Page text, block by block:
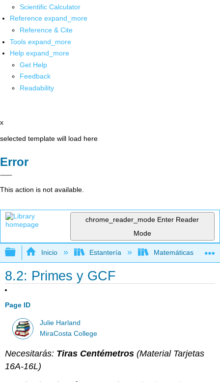
Scientific Calculator
Reference expand_more
Reference & Cite
Tools expand_more
Help expand_more
Get Help
Feedback
Readability
x
selected template will load here
Error
This action is not available.
chrome_reader_mode Enter Reader
Mode
Expandir/contraer jerarquía global
Inicio Estantería Matemáticas
8.2: Primes y GCF
Page ID
Julie Harland
MiraCosta College
Necesitarás: Tiras Centémetros (Material Tarjetas
16A-16L)